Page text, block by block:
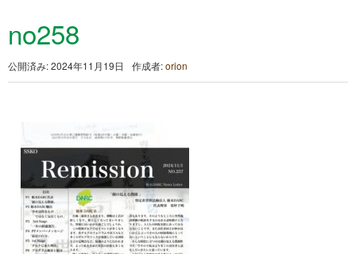
no258
公開済み: 2024年11月19日 作成者:orion